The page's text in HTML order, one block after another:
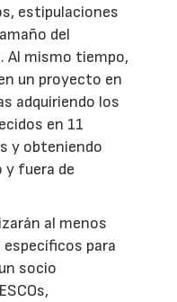
estipulaciones
del
Al mismo tiempo,
un proyecto en
adquiriendo los
en 11
y obteniendo
y fuera de
al menos
para
socio